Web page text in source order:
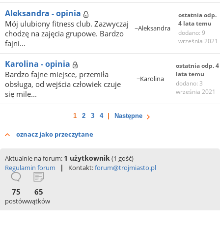
Aleksandra - opinia
Mój ulubiony fitness club. Zazwyczaj
chodzę na zajęcia grupowe. Bardzo
fajni...
~Aleksandra
ostatnia odp.
4 lata temu
dodano: 9
września 2021
Karolina - opinia
Bardzo fajne miejsce, przemiła
obsługa, od wejścia człowiek czuje
się mile...
~Karolina
ostatnia odp. 4
lata temu
dodano: 3
września 2021
1 2 3 4 Następne
oznacz jako przeczytane
Aktualnie na forum: 1 użytkownik(1 gość)
Regulamin forum
| Kontakt:forum@trojmiasto.pl
75
postów
65
wątków